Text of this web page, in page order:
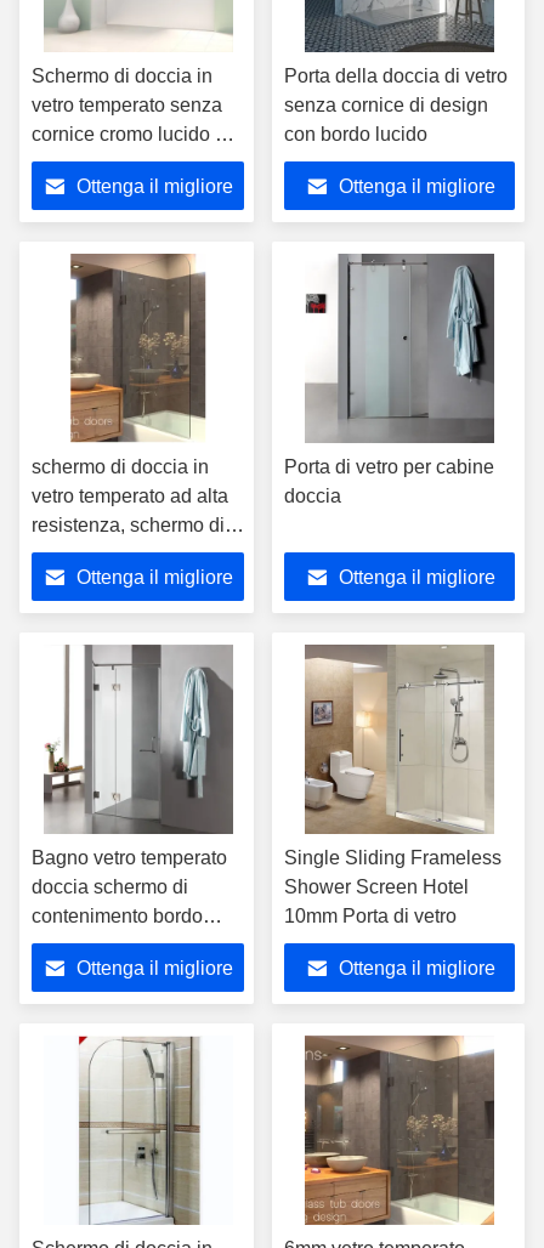
Schermo di doccia in
vetro temperato senza
cornice cromo lucido per
vasca da bagno
Ottenga il migliore
Porta della doccia di vetro
senza cornice di design
con bordo lucido
Ottenga il migliore
schermo di doccia in
vetro temperato ad alta
resistenza, schermo di
vasca da bagno in vetro
con cerniera
Ottenga il migliore
Porta di vetro per cabine
doccia
Ottenga il migliore
Bagno vetro temperato
doccia schermo di
contenimento bordo
piatto
Ottenga il migliore
Single Sliding Frameless
Shower Screen Hotel
10mm Porta di vetro
Ottenga il migliore